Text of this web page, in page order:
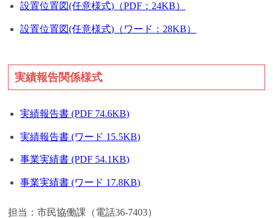
設置位置図(任意様式)（PDF：24KB）
設置位置図(任意様式)（ワード：28KB）
実績報告関係様式
実績報告書 (PDF 74.6KB)
実績報告書 (ワード 15.5KB)
事業実績書 (PDF 54.1KB)
事業実績書 (ワード 17.8KB)
担当：市民協働課（電話36-7403）